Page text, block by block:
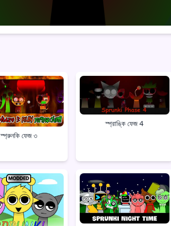
স্প্রুনকি ফেজ ৩
স্প্রাঙ্কি ফেজ 4